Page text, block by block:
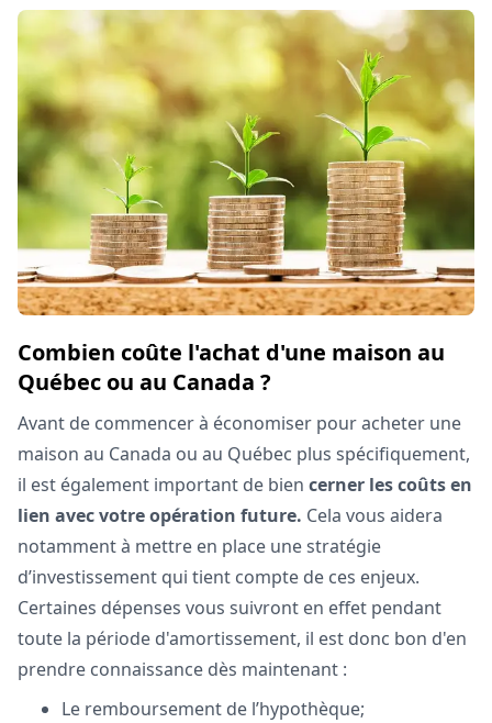
Combien coûte l'achat d'une maison au
Québec ou au Canada ?
Avant de commencer à économiser pour acheter une
maison au Canada ou au Québec plus spécifiquement,
il est également important de bien cerner les coûts en
lien avec votre opération future. Cela vous aidera
notamment à mettre en place une stratégie
d’investissement qui tient compte de ces enjeux.
Certaines dépenses vous suivront en effet pendant
toute la période d'amortissement, il est donc bon d'en
prendre connaissance dès maintenant :
Le remboursement de l’hypothèque;